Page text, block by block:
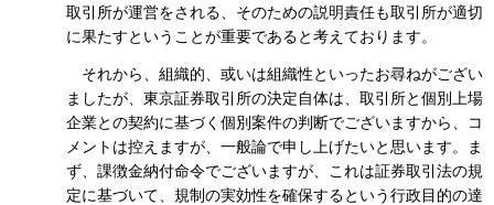
取引所が運営をされる、そのための説明責任も取引所が適切
に果たすということが重要であると考えております。
それから、組織的、或いは組織性といったお尋ねがござい
ましたが、東京証券取引所の決定自体は、取引所と個別上場
企業との契約に基づく個別案件の判断でございますから、コ
メントは控えますが、一般論で申し上げたいと思います。ま
ず、課徴金納付命令でございますが、これは証券取引法の規
定に基づいて、規制の実効性を確保するという行政目的の達